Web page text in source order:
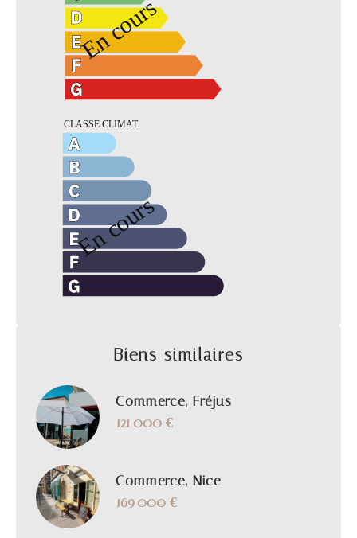
Biens similaires
Commerce, Fréjus
121 000 €
Commerce, Nice
169 000 €